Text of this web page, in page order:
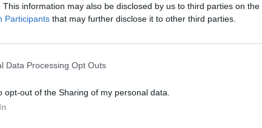
This information may also be disclosed by us to third parties on the
Participants that may further disclose it to other third parties.
Data Processing Opt Outs
opt-out of the Sharing of my personal data.
terugkeer: NEC onderzoekt komst van Ajax-icoon